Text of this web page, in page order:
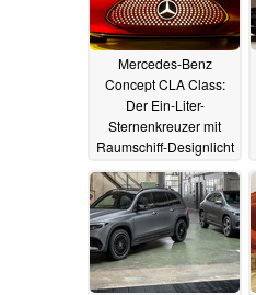
Mercedes-Benz
Concept CLA Class:
Der Ein-Liter-
Sternenkreuzer mit
Raumschiff-Designlicht
Superscreen gegen
BMW Neue Klasse
12.09.2023